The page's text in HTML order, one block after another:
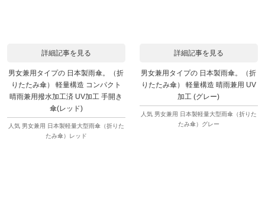
詳細記事を見る
男女兼用タイプの 日本製雨傘。（折
りたたみ傘） 軽量構造 コンパクト
晴雨兼用撥水加工済 UV加工 手開き
傘(レッド)
人気 男女兼用 日本製軽量大型雨傘（折りた
たみ傘）レッド
詳細記事を見る
男女兼用タイプの 日本製雨傘。（折
りたたみ傘） 軽量構造 晴雨兼用 UV
加工 (グレー)
人気 男女兼用 日本製軽量大型雨傘（折りた
たみ傘）グレー